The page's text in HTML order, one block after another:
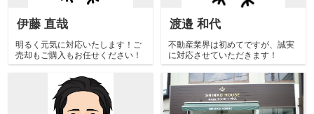
伊藤 直哉
明るく元気に対応いたします！ご
売却もご購入もお任せください！
渡邉 和代
不動産業界は初めてですが、誠実
に対応させていただきます！